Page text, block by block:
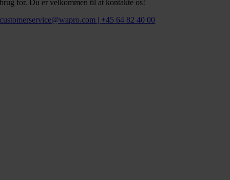
brug for. Du er velkommen til at kontakte os!
customerservice@wapro.com | +45 64 82 40 00